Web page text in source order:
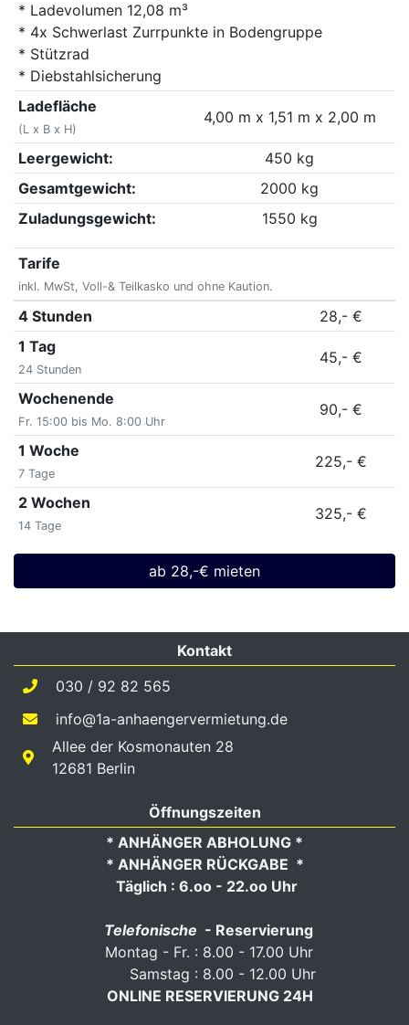
* Ladevolumen 12,08 m³
* 4x Schwerlast Zurrpunkte in Bodengruppe
* Stützrad
* Diebstahlsicherung
Ladefläche
(L x B x H)
4,00 m x 1,51 m x 2,00 m
Leergewicht:
450 kg
Gesamtgewicht:
2000 kg
Zuladungsgewicht:
1550 kg
ab 28,-€ mieten
Tarife
inkl. MwSt, Voll-& Teilkasko und ohne Kaution.
4 Stunden
28,- €
1 Tag
24 Stunden
45,- €
Wochenende
Fr. 15:00 bis Mo. 8:00 Uhr
90,- €
1 Woche
7 Tage
225,- €
2 Wochen
14 Tage
325,- €
Kontakt
030 / 92 82 565
info@1a-anhaengervermietung.de
Allee der Kosmonauten 28
12681 Berlin
Öffnungszeiten
* ANHÄNGER ABHOLUNG *
* ANHÄNGER RÜCKGABE *
Täglich : 6.oo - 22.oo Uhr
Telefonische - Reservierung
Montag - Fr. : 8.00 - 17.00 Uhr
Samstag : 8.00 - 12.00 Uhr
ONLINE RESERVIERUNG 24H